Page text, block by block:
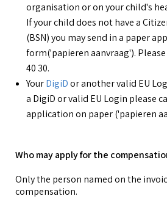
organisation or on your child's
If your child does not have a
(BSN) you may send in a paper
form('papieren aanvraag'). Please
40 30.
YourDigiDor another valid EU
a DigiD or valid EU Login please
application on paper ('papieren
Who may apply for the
Only the person named on the
compensation.